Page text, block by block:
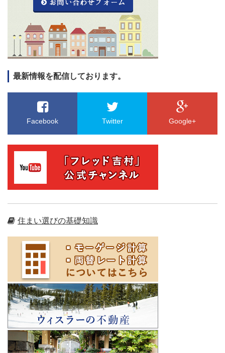
最新情報を配信しております。
Facebook Twitter Google+
住まい選びの基礎知識